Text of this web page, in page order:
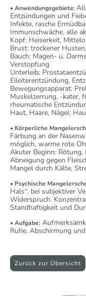
• Anwendungsgebiete:
Entzündungen und
Infekte, rasche
Immunschwäche, alle
Kopf: Heiserkeit,
Brust: trockener
Bauch: Magen- u.
Verstopfung
Unterleib:
Eileiterentzündung,
Bewegungsapparat:
Muskelzerrung, -kater,
rheumatische
Haut, Haare, Nägel:
• Körperliche
Färbung an der
möglich, warme rote
Akuter Beginn: Rötung,
Abneigung gegen
Mangel durch Kälte,
• Psychische
Hals“, bei subjektiver
Widerspruch.
Standhaftigkeit und
• Aufgabe:
Ruhe, Abschirmung
Zurück zur Übersicht